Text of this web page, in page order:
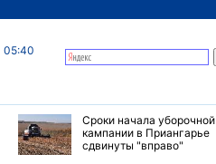
05:40
Сроки начала уборочной
кампании в Приангарье
сдвинуты "вправо"